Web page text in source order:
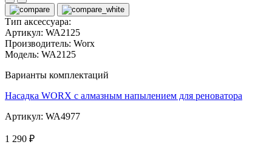
Тип аксессуара:
Артикул: WA2125
Производитель: Worx
Модель: WA2125
Варианты комплектаций
Насадка WORX с алмазным напылением для реноватора
Артикул: WA4977
1 290 ₽